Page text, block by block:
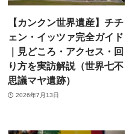
【カンクン世界遺産】チチ
ェン・イッツァ完全ガイド
｜見どころ・アクセス・回
り方を実訪解説（世界七不
思議マヤ遺跡）
2026年7月13日